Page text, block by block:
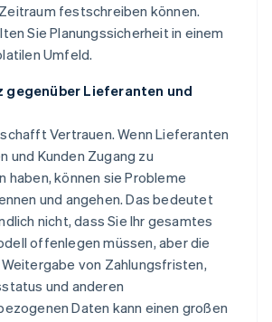
festschreiben können.
Sie Planungssicherheit in einem
Umfeld.
gegenüber Lieferanten und
Vertrauen. Wenn Lieferanten
und Kunden Zugang zu
haben, können sie Probleme
und angehen. Das bedeutet
nicht, dass Sie Ihr gesamtes
offenlegen müssen, aber die
von Zahlungsfristen,
und anderen
Daten kann einen großen